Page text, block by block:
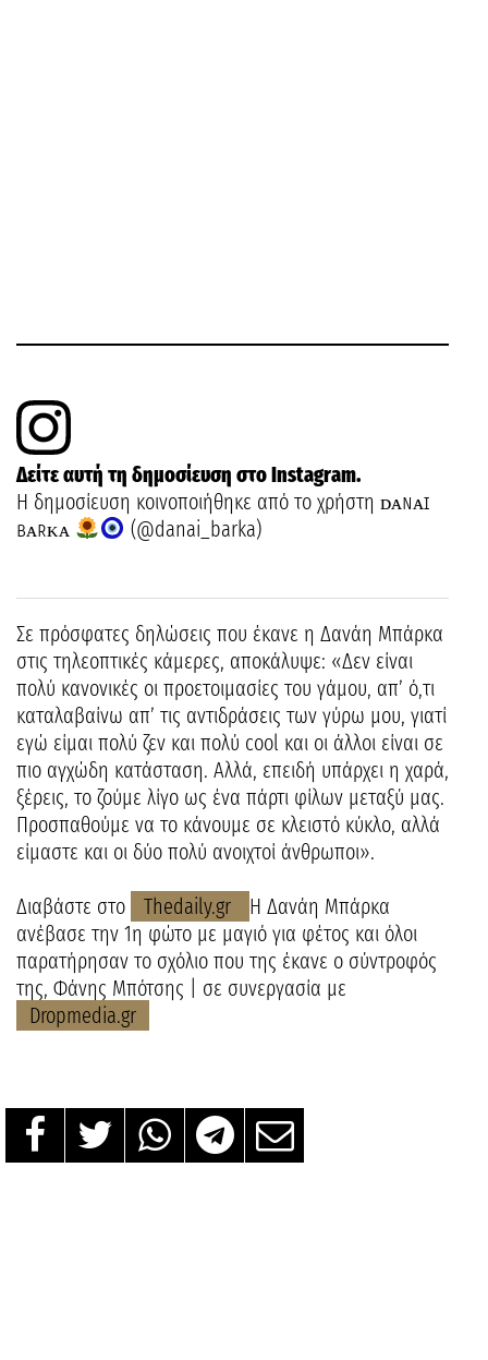
Δείτε αυτή τη δημοσίευση στο Instagram.
Η δημοσίευση κοινοποιήθηκε από το χρήστη ᴅᴀɴᴀɪ
ʙᴀʀᴋᴀ
(@danai_barka)
Σε πρόσφατες δηλώσεις που έκανε η Δανάη Μπάρκα
στις τηλεοπτικές κάμερες, αποκάλυψε: «Δεν είναι
πολύ κανονικές οι προετοιμασίες του γάμου, απ’ ό,τι
καταλαβαίνω απ’ τις αντιδράσεις των γύρω μου, γιατί
εγώ είμαι πολύ ζεν και πολύ cool και οι άλλοι είναι σε
πιο αγχώδη κατάσταση. Αλλά, επειδή υπάρχει η χαρά,
ξέρεις, το ζούμε λίγο ως ένα πάρτι φίλων μεταξύ μας.
Προσπαθούμε να το κάνουμε σε κλειστό κύκλο, αλλά
είμαστε και οι δύο πολύ ανοιχτοί άνθρωποι».
Διαβάστε στο Thedaily.gr
Η Δανάη Μπάρκα
ανέβασε την 1η φώτο με μαγιό για φέτος και όλοι
παρατήρησαν το σχόλιο που της έκανε ο σύντροφός
της, Φάνης Μπότσης | σε συνεργασία με
Dropmedia.gr